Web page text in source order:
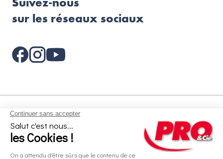
sur les réseaux sociaux
Aides et informations
Services